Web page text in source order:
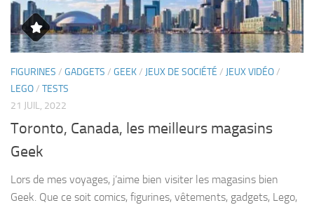
FIGURINES / GADGETS / GEEK/ JEUX DE SOCIÉTÉ / JEUX VIDÉO/
LEGO/ TESTS
21 JUIL, 2022
Toronto, Canada, les meilleurs magasins
Geek
Lors de mes voyages, j’aime bien visiter les magasins bien
Geek. Que ce soit comics, figurines, vêtements, gadgets, Lego,